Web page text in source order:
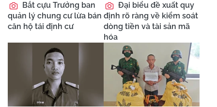
Bắt cựu Trưởng ban
quản lý chung cư lừa bán
căn hộ tái định cư
Đại biểu đề xuất quy
định rõ ràng về kiểm soát
dòng tiền và tài sản mã
hóa